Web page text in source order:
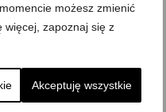
możesz zmienić
więcej, zapoznaj się z
Akceptuję wszystkie